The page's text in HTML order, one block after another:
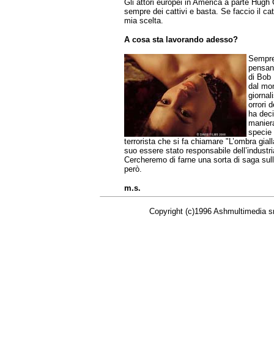
Gli attori europei in America a parte
sempre dei cattivi e basta. Se faccio il
mia scelta.
A cosa sta lavorando adesso?
di Bob
dal
orrori
ha
specie
terrorista che si fa chiamare "L’ombra
suo essere stato responsabile
Cercheremo di farne una sorta di saga
però.
m.s.
Copyright (c)1996 Ashmultimedia srl - All